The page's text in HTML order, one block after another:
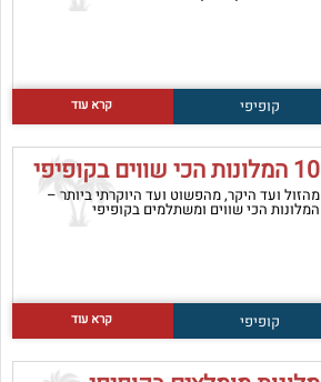
קופיפי קרא עוד
10 המלונות הכי שווים בקופיפי
מהזול ועד היקר, מהפשוט ועד היוקרתי ביותר –
המלונות הכי שווים ומשתלמים בקופיפי
קופיפי קרא עוד